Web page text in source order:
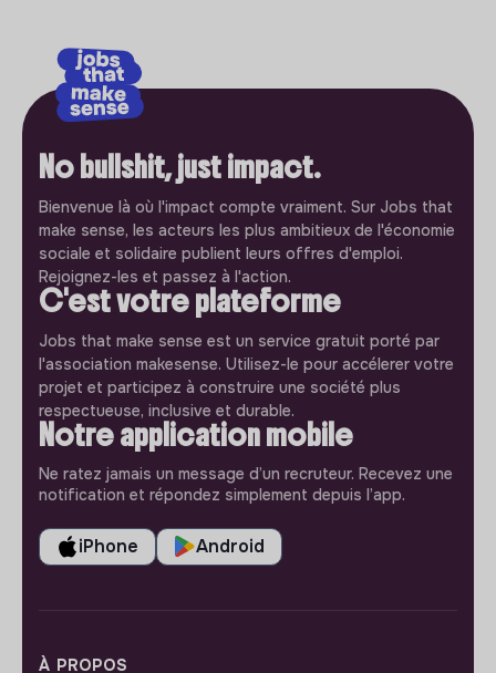
No bullshit, just impact.
Bienvenue là où l'impact compte vraiment. Sur Jobs that
make sense, les acteurs les plus ambitieux de l'économie
sociale et solidaire publient leurs offres d'emploi.
Rejoignez-les et passez à l'action.
C'est votre plateforme
Jobs that make sense est un service gratuit porté par
l'association makesense. Utilisez-le pour accélerer votre
projet et participez à construire une société plus
respectueuse, inclusive et durable.
Notre application mobile
Ne ratez jamais un message d’un recruteur. Recevez une
notification et répondez simplement depuis l’app.
iPhone Android
À PROPOS